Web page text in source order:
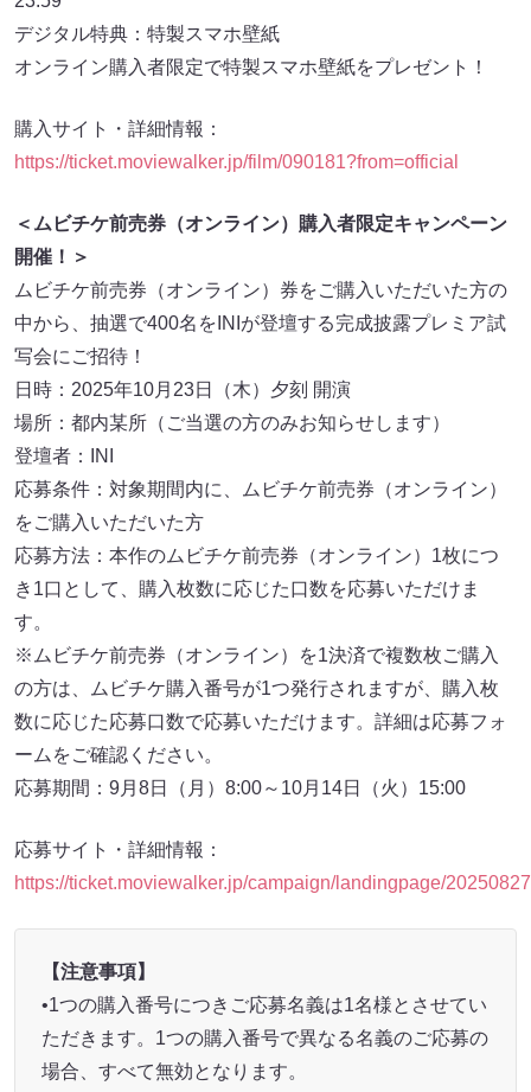
デジタル特典：特製スマホ壁紙
オンライン購入者限定で特製スマホ壁紙をプレゼント！
購入サイト・詳細情報：
https://ticket.moviewalker.jp/film/090181?from=official
＜ムビチケ前売券（オンライン）購入者限定キャンペーン
開催！＞
ムビチケ前売券（オンライン）券をご購入いただいた方の
中から、抽選で400名をINIが登壇する完成披露プレミア試
写会にご招待！
日時：2025年10月23日（木）夕刻 開演
場所：都内某所（ご当選の方のみお知らせします）
登壇者：INI
応募条件：対象期間内に、ムビチケ前売券（オンライン）
をご購入いただいた方
応募方法：本作のムビチケ前売券（オンライン）1枚につ
き1口として、購入枚数に応じた口数を応募いただけま
す。
※ムビチケ前売券（オンライン）を1決済で複数枚ご購入
の方は、ムビチケ購入番号が1つ発行されますが、購入枚
数に応じた応募口数で応募いただけます。詳細は応募フォ
ームをご確認ください。
応募期間：9月8日（月）8:00～10月14日（火）15:00
応募サイト・詳細情報：
https://ticket.moviewalker.jp/campaign/landingpage/
【注意事項】
•1つの購入番号につきご応募名義は1名様とさせてい
ただきます。1つの購入番号で異なる名義のご応募の
場合、すべて無効となります。